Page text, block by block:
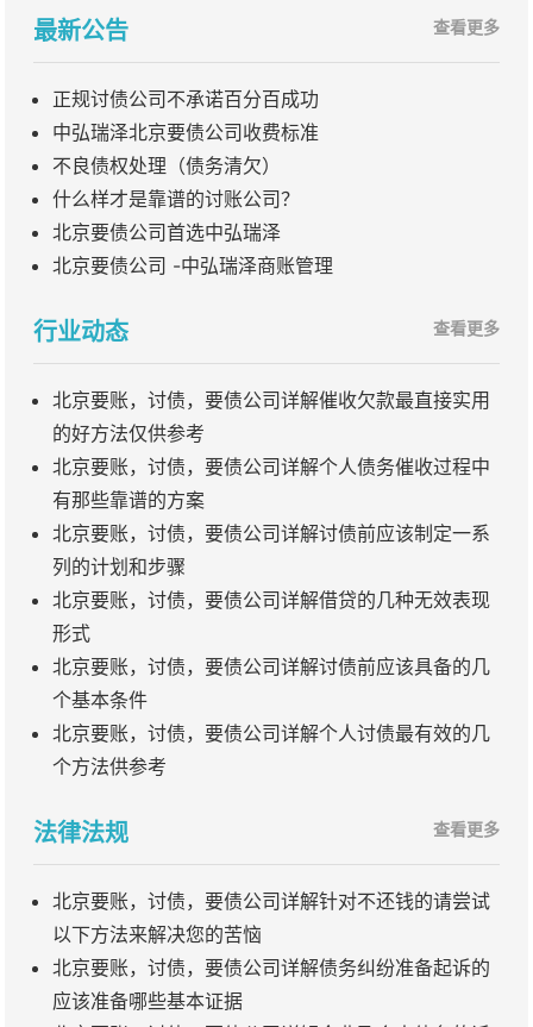
最新公告 查看更多
正规讨债公司不承诺百分百成功
中弘瑞泽北京要债公司收费标准
不良债权处理（债务清欠）
什么样才是靠谱的讨账公司？
北京要债公司首选中弘瑞泽
北京要债公司 -中弘瑞泽商账管理
行业动态 查看更多
北京要账，讨债，要债公司详解催收欠款最直接实用
的好方法仅供参考
北京要账，讨债，要债公司详解个人债务催收过程中
有那些靠谱的方案
北京要账，讨债，要债公司详解讨债前应该制定一系
列的计划和步骤
北京要账，讨债，要债公司详解借贷的几种无效表现
形式
北京要账，讨债，要债公司详解讨债前应该具备的几
个基本条件
北京要账，讨债，要债公司详解个人讨债最有效的几
个方法供参考
法律法规 查看更多
北京要账，讨债，要债公司详解针对不还钱的请尝试
以下方法来解决您的苦恼
北京要账，讨债，要债公司详解债务纠纷准备起诉的
应该准备哪些基本证据